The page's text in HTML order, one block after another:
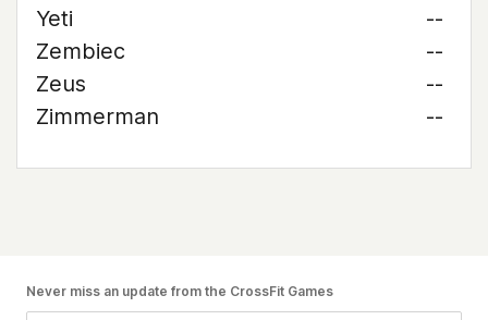
Yeti
--
Zembiec
--
Zeus
--
Zimmerman
--
Never miss an update from the CrossFit Games